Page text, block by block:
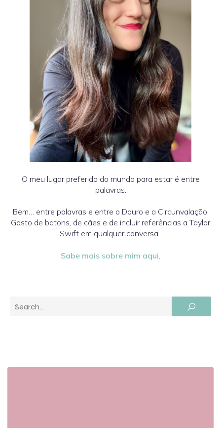
O meu lugar preferido do mundo para estar é entre
palavras.
Bem… entre palavras e entre o Douro e a Circunvalação.
Gosto de batons, de cães e de incluir referências a Taylor
Swift em qualquer conversa.
Sabe mais sobre mim aqui.